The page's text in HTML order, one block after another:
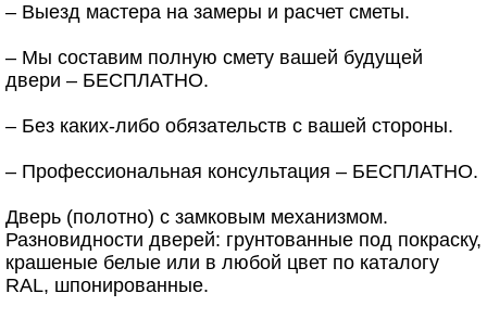
– Выезд мастера на замеры и расчет сметы.
– Мы составим полную смету вашей будущей
двери – БЕСПЛАТНО.
– Без каких-либо обязательств с вашей стороны.
– Профессиональная консультация – БЕСПЛАТНО.
Дверь (полотно) с замковым механизмом.
Разновидности дверей: грунтованные под покраску,
крашеные белые или в любой цвет по каталогу
RAL, шпонированные.